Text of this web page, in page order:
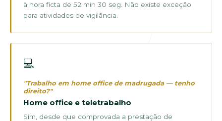
à hora ficta de 52 min 30 seg. Não existe exceção
para atividades de vigilância.
💻
"Trabalho em home office de madrugada — tenho
direito?"
Home office e teletrabalho
Sim, desde que comprovada a prestação de